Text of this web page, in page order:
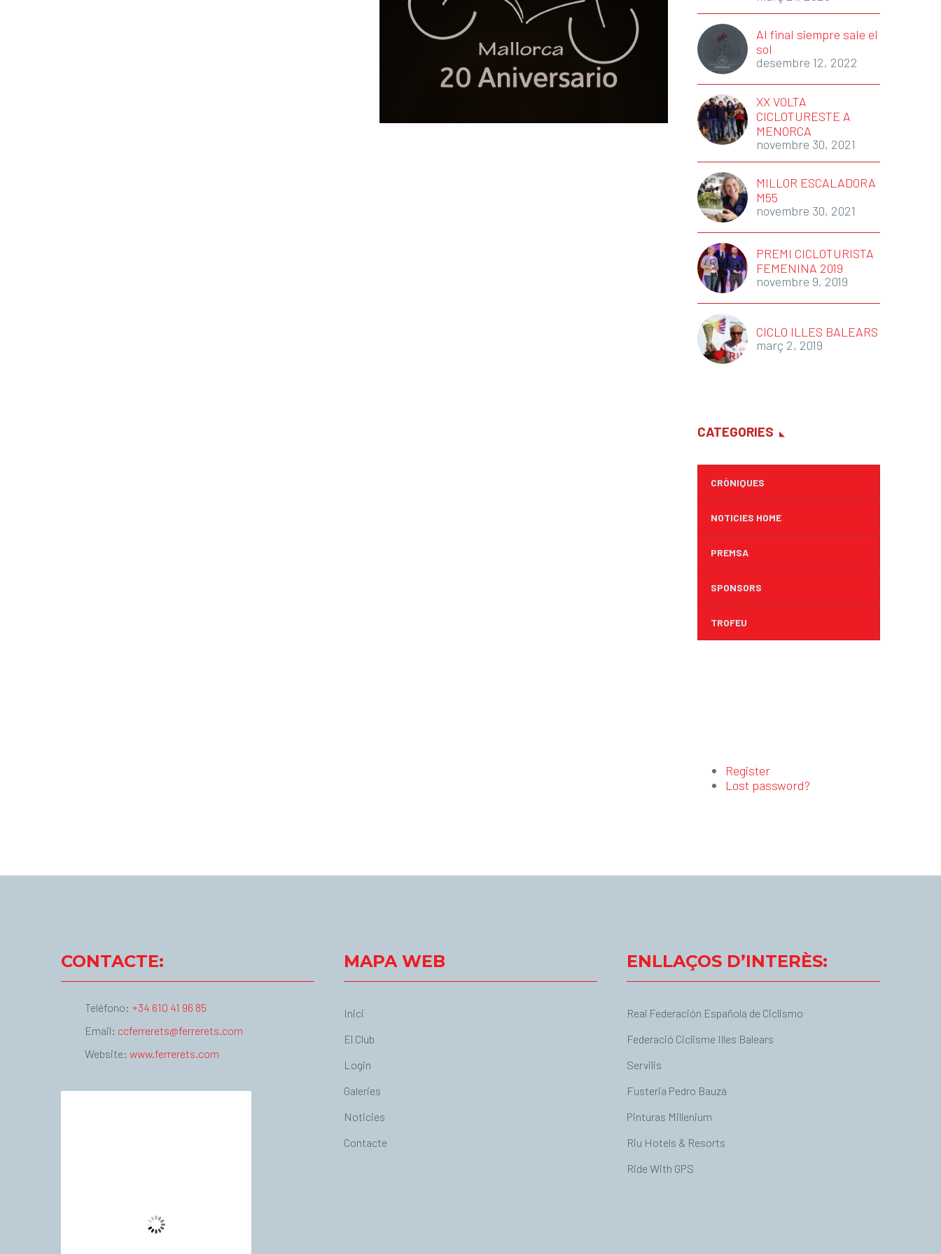
Al final siempre sale el
sol
desembre 12, 2022
XX VOLTA
CICLOTURESTE A
MENORCA
novembre 30, 2021
MILLOR ESCALADORA
M55
novembre 30, 2021
PREMI CICLOTURISTA
FEMENINA 2019
novembre 9, 2019
CICLO ILLES BALEARS
març 2, 2019
CATEGORIES
CRÒNIQUES
NOTICIES HOME
PREMSA
SPONSORS
TROFEU
Register
Lost password?
CONTACTE:
Teléfono: +34 610 41 96 85
Email: ccferrerets@ferrerets.com
Website: www.ferrerets.com
Wind Gust:15 Km/h
Clouds:
MAPA WEB
Inici
El Club
Login
Galeries
Noticies
Contacte
ENLLAÇOS D’INTERÈS:
Real Federación Española de Ciclismo
Federació Ciclisme Illes Balears
Servilis
Fusteria Pedro Bauzá
Pinturas Millenium
Riu Hotels & Resorts
Ride With GPS